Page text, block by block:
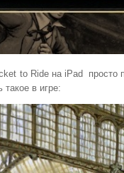
to Ride на iPad
такое в игре: